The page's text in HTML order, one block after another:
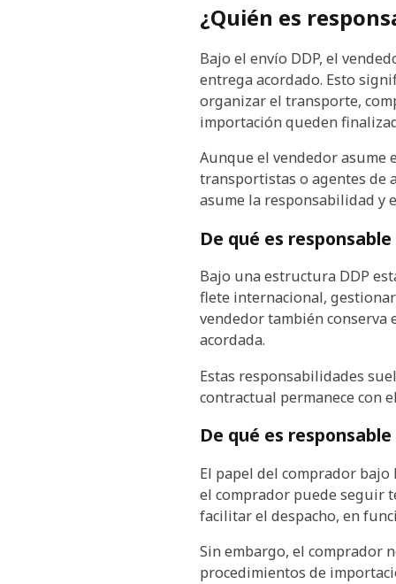
¿Quién es
Bajo el envío DDP, el
entrega acordado. Esto
organizar el transporte,
importación queden
Aunque el vendedor asume
transportistas o agentes de
asume la responsabilidad y
De qué es
Bajo una estructura DDP
flete internacional,
vendedor también conserva
acordada.
Estas responsabilidades
contractual permanece con
De qué es
El papel del comprador bajo
el comprador puede seguir
facilitar el despacho, en
Sin embargo, el comprador
procedimientos de